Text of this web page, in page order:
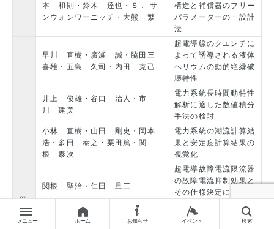
メニュー ホーム お知らせ イベント 検索
本 和則・鈴木 達也・Ｓ． サ
ンウォンワーニッチ・大熊 繁
構造と補償器のフリー
パラメーターの一設計
法
平
8
早川 直樹・廣瀬 誠・脇田三
喜雄・五島 久司・内田 克己
超電導線のクエンチに
よって誘導される液体
ヘリウムの動的絶縁破
壊特性
井上 俊雄・谷口 治人・市
川 建美
電力系統長時間動特性
解析に適した数値積分
手法の検討
小林 直樹・山田 剛史・岡本
浩・多田 泰之・栗田篤・関
根 泰次
電力系統の潮流計算結
果と安定度計算結果の
視覚化
関根 聖治・仁田 旦三
超電導故障電流限流器
の故障電流抑制効果と
その仕様決定に関する
プラント変数最適